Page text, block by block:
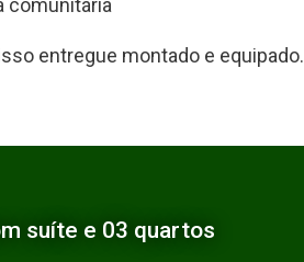
comunitária
entregue montado e equipado.
suíte e 03 quartos